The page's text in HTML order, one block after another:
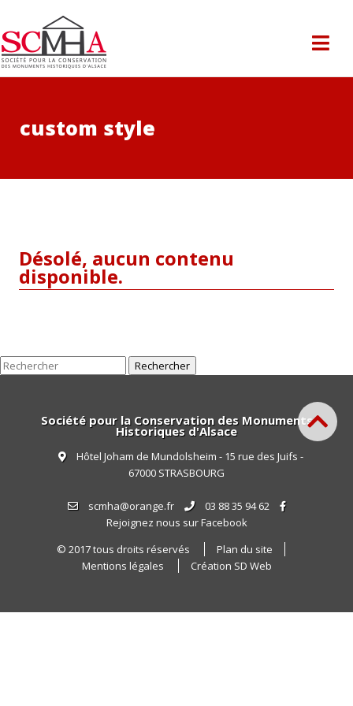
custom style
Désolé, aucun contenu
disponible.
Rechercher
Société pour la Conservation des Monuments
Historiques d'Alsace
Hôtel Joham de Mundolsheim - 15 rue des Juifs -
67000 STRASBOURG
scmha@orange.fr
03 88 35 94 62
Rejoignez nous sur Facebook
© 2017 tous droits réservés
Plan du site
Mentions légales
Création SD Web